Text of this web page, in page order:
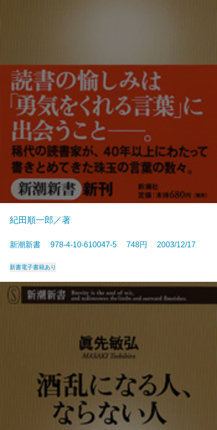
紀田順一郎／著
新潮新書 978-4-10-610047-5 748円 2003/12/17
新書電子書籍あり